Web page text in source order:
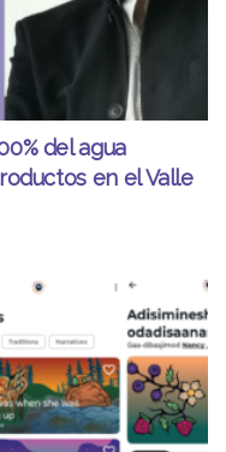
del agua
en el Valle